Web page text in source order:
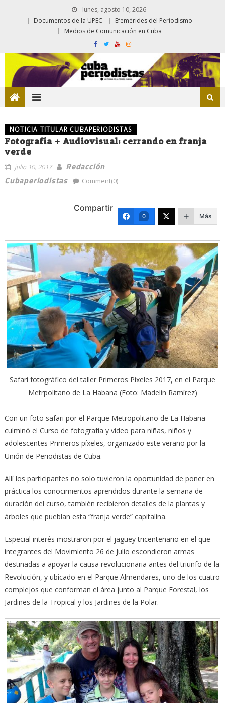
lunes, agosto 10, 2026
Documentos de la UPEC
Efemérides del Periodismo
Medios de Comunicación en Cuba
NOTICIA TITULAR CUBAPERIODISTAS
Fotografía + Audiovisual: cerrando en franja
verde
julio 10, 2017
Redacción
Cubaperiodistas
Comment(0)
Compartir
0 Más
Safari fotográfico del taller Primeros Pixeles 2017, en el Parque
Metrpolitano de La Habana (Foto: Madelín Ramírez)
Con un foto safari por el Parque Metropolitano de La Habana
culminó el Curso de fotografía y video para niñas, niños y
adolescentes Primeros píxeles, organizado este verano por la
Unión de Periodistas de Cuba.
Allí los participantes no solo tuvieron la oportunidad de poner en
práctica los conocimientos aprendidos durante la semana de
duración del curso, también recibieron detalles de la plantas y
árboles que pueblan esta “franja verde” capitalina.
Especial interés mostraron por el jagüey tricentenario en el que
integrantes del Movimiento 26 de Julio escondieron armas
destinadas a apoyar la causa revolucionaria antes del triunfo de la
Revolución, y ubicado en el Parque Almendares, uno de los cuatro
complejos que conforman el área junto al Parque Forestal, los
Jardines de la Tropical y los Jardines de la Polar.